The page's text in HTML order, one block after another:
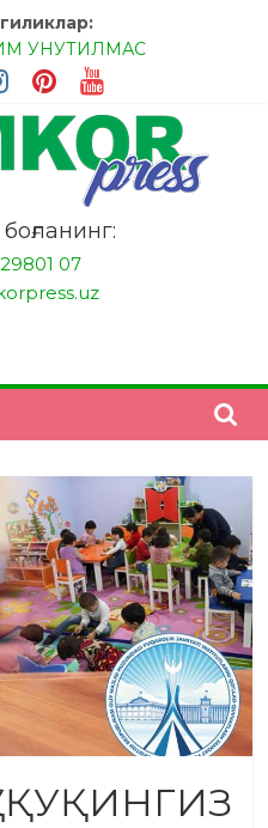
УНУТИЛМАС
ЭНДИ ИККАЛАНГ ҲАМ
БЕРИНГЛАР!
ШИФО
ОСОНМИ?
ЎЗ ҚЎЛИМИЗДА
07